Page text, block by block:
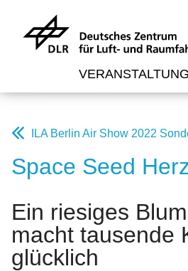
ILA Berlin Air Show 2022
Space Seed
Ein riesiges
macht tausende
glücklich